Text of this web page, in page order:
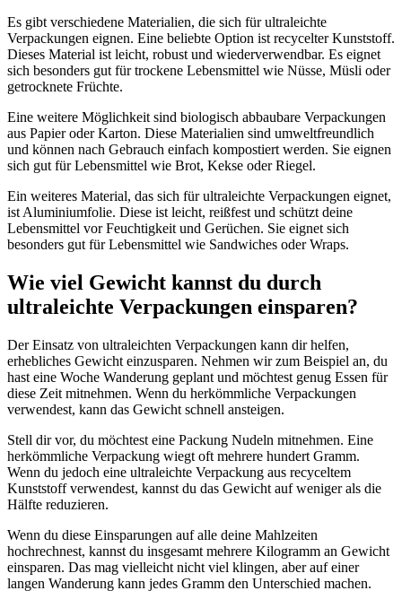
Es gibt verschiedene Materialien, die sich für ultraleichte
Verpackungen eignen. Eine beliebte Option ist recycelter Kunststoff.
Dieses Material ist leicht, robust und wiederverwendbar. Es eignet
sich besonders gut für trockene Lebensmittel wie Nüsse, Müsli oder
getrocknete Früchte.
Eine weitere Möglichkeit sind biologisch abbaubare Verpackungen
aus Papier oder Karton. Diese Materialien sind umweltfreundlich
und können nach Gebrauch einfach kompostiert werden. Sie eignen
sich gut für Lebensmittel wie Brot, Kekse oder Riegel.
Ein weiteres Material, das sich für ultraleichte Verpackungen eignet,
ist Aluminiumfolie. Diese ist leicht, reißfest und schützt deine
Lebensmittel vor Feuchtigkeit und Gerüchen. Sie eignet sich
besonders gut für Lebensmittel wie Sandwiches oder Wraps.
Wie viel Gewicht kannst du durch
ultraleichte Verpackungen einsparen?
Der Einsatz von ultraleichten Verpackungen kann dir helfen,
erhebliches Gewicht einzusparen. Nehmen wir zum Beispiel an, du
hast eine Woche Wanderung geplant und möchtest genug Essen für
diese Zeit mitnehmen. Wenn du herkömmliche Verpackungen
verwendest, kann das Gewicht schnell ansteigen.
Stell dir vor, du möchtest eine Packung Nudeln mitnehmen. Eine
herkömmliche Verpackung wiegt oft mehrere hundert Gramm.
Wenn du jedoch eine ultraleichte Verpackung aus recyceltem
Kunststoff verwendest, kannst du das Gewicht auf weniger als die
Hälfte reduzieren.
Wenn du diese Einsparungen auf alle deine Mahlzeiten
hochrechnest, kannst du insgesamt mehrere Kilogramm an Gewicht
einsparen. Das mag vielleicht nicht viel klingen, aber auf einer
langen Wanderung kann jedes Gramm den Unterschied machen.